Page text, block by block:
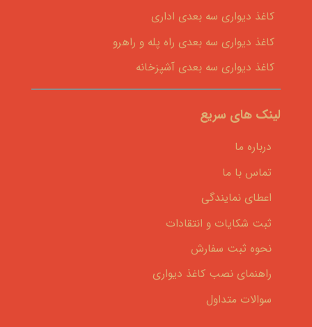
کاغذ دیواری سه بعدی اداری
کاغذ دیواری سه بعدی راه پله و راهرو
کاغذ دیواری سه بعدی آشپزخانه
لینک های سریع
درباره ما
تماس با ما
اعطای نمایندگی
ثبت شکایات و انتقادات
نحوه ثبت سفارش
راهنمای نصب کاغذ دیواری
سوالات متداول